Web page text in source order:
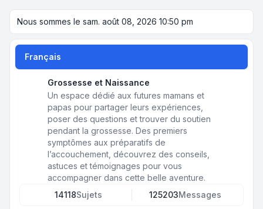
Nous sommes le sam. août 08, 2026 10:50 pm
Français
Grossesse et Naissance
Un espace dédié aux futures mamans et
papas pour partager leurs expériences,
poser des questions et trouver du soutien
pendant la grossesse. Des premiers
symptômes aux préparatifs de
l’accouchement, découvrez des conseils,
astuces et témoignages pour vous
accompagner dans cette belle aventure.
14118Sujets 125203Messages